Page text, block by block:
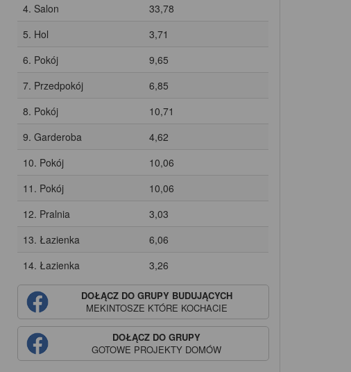
4. Salon
33,78
5. Hol
3,71
6. Pokój
9,65
7. Przedpokój
6,85
8. Pokój
10,71
9. Garderoba
4,62
10. Pokój
10,06
11. Pokój
10,06
12. Pralnia
3,03
13. Łazienka
6,06
14. Łazienka
3,26
DOŁĄCZ DO GRUPY BUDUJĄCYCH
MEKINTOSZE KTÓRE KOCHACIE
DOŁĄCZ DO GRUPY
GOTOWE PROJEKTY DOMÓW